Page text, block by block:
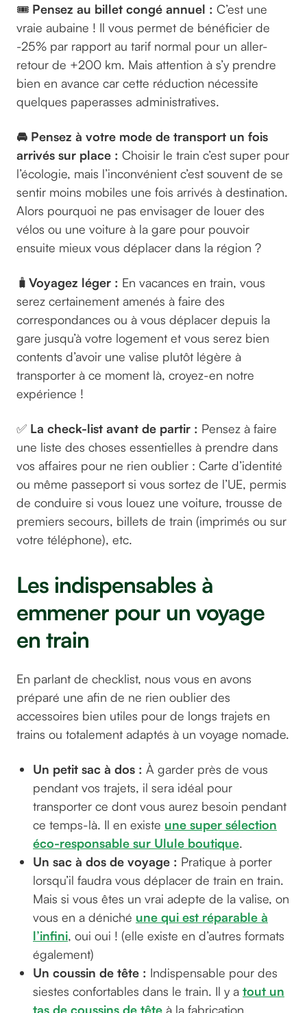
🎟️ Pensez au billet congé annuel : C’est une
vraie aubaine ! Il vous permet de bénéficier de
-25% par rapport au tarif normal pour un aller-
retour de +200 km. Mais attention à s’y prendre
bien en avance car cette réduction nécessite
quelques paperasses administratives.
🚘 Pensez à votre mode de transport un fois
arrivés sur place : Choisir le train c’est super pour
l’écologie, mais l’inconvénient c’est souvent de se
sentir moins mobiles une fois arrivés à destination.
Alors pourquoi ne pas envisager de louer des
vélos ou une voiture à la gare pour pouvoir
ensuite mieux vous déplacer dans la région ?
🧳 Voyagez léger : En vacances en train, vous
serez certainement amenés à faire des
correspondances ou à vous déplacer depuis la
gare jusqu’à votre logement et vous serez bien
contents d’avoir une valise plutôt légère à
transporter à ce moment là, croyez-en notre
expérience !
✅ La check-list avant de partir : Pensez à faire
une liste des choses essentielles à prendre dans
vos affaires pour ne rien oublier : Carte d’identité
ou même passeport si vous sortez de l’UE, permis
de conduire si vous louez une voiture, trousse de
premiers secours, billets de train (imprimés ou sur
votre téléphone), etc.
Les indispensables à
emmener pour un voyage
en train
En parlant de checklist, nous vous en avons
préparé une afin de ne rien oublier des
accessoires bien utiles pour de longs trajets en
trains ou totalement adaptés à un voyage nomade.
Un petit sac à dos : À garder près de vous
pendant vos trajets, il sera idéal pour
transporter ce dont vous aurez besoin pendant
ce temps-là. Il en existe une super sélection
éco-responsable sur Ulule boutique.
Un sac à dos de voyage : Pratique à porter
lorsqu’il faudra vous déplacer de train en train.
Mais si vous êtes un vrai adepte de la valise, on
vous en a déniché une qui est réparable à
l’infini, oui oui ! (elle existe en d’autres formats
également)
Un coussin de tête : Indispensable pour des
siestes confortables dans le train. Il y a tout un
tas de coussins de tête à la fabrication